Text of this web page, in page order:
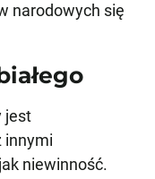
narodowych się
jest
innymi
niewinność.